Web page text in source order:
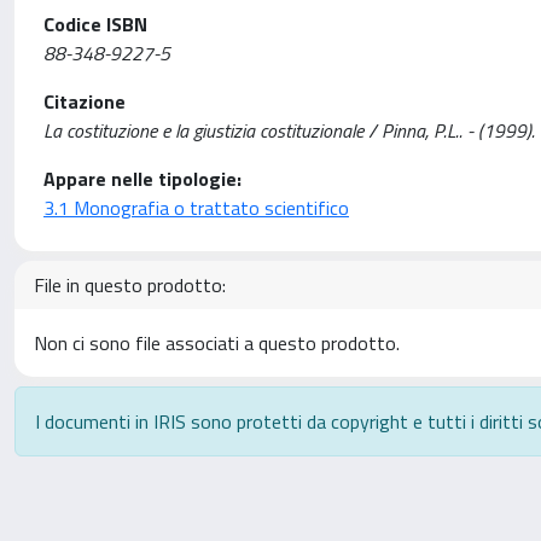
Codice ISBN
88-348-9227-5
Citazione
La costituzione e la giustizia costituzionale / Pinna, P.L.. - (1999).
Appare nelle tipologie:
3.1 Monografia o trattato scientifico
File in questo prodotto:
Non ci sono file associati a questo prodotto.
I documenti in IRIS sono protetti da copyright e tutti i diritti